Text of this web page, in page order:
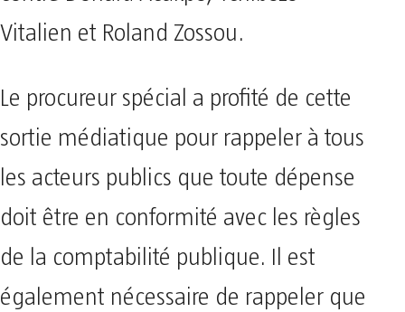
Vitalien et Roland Zossou.
Le procureur spécial a profité de cette
sortie médiatique pour rappeler à tous
les acteurs publics que toute dépense
doit être en conformité avec les règles
de la comptabilité publique. Il est
également nécessaire de rappeler que